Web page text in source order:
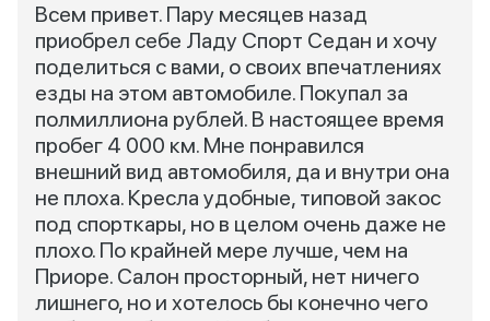
Всем привет. Пару месяцев назад
приобрел себе Ладу Спорт Седан и хочу
поделиться с вами, о своих впечатлениях
езды на этом автомобиле. Покупал за
полмиллиона рублей. В настоящее время
пробег 4 000 км. Мне понравился
внешний вид автомобиля, да и внутри она
не плоха. Кресла удобные, типовой закос
под спорткары, но в целом очень даже не
плохо. По крайней мере лучше, чем на
Приоре. Салон просторный, нет ничего
лишнего, но и хотелось бы конечно чего